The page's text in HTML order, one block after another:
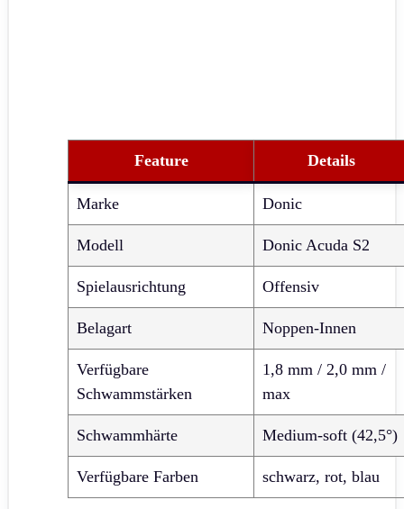
Feature Details
Marke Donic
Modell Donic Acuda S2
Spielausrichtung Offensiv
Belagart Noppen-Innen
Verfügbare
Schwammstärken
1,8 mm / 2,0 mm /
max
Schwammhärte Medium-soft (42,5°)
Verfügbare Farben schwarz, rot, blau